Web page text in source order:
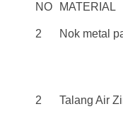
NO MATERIAL
2 Nok metal
2 Talang Air